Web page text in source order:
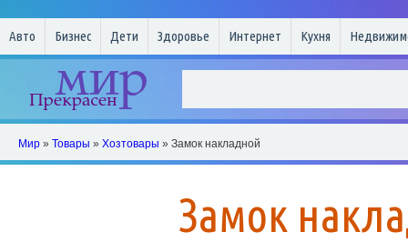
Авто Бизнес Дети Здоровье Интернет Кухня
Мир » Товары » Хозтовары » Замок накладной
Замок